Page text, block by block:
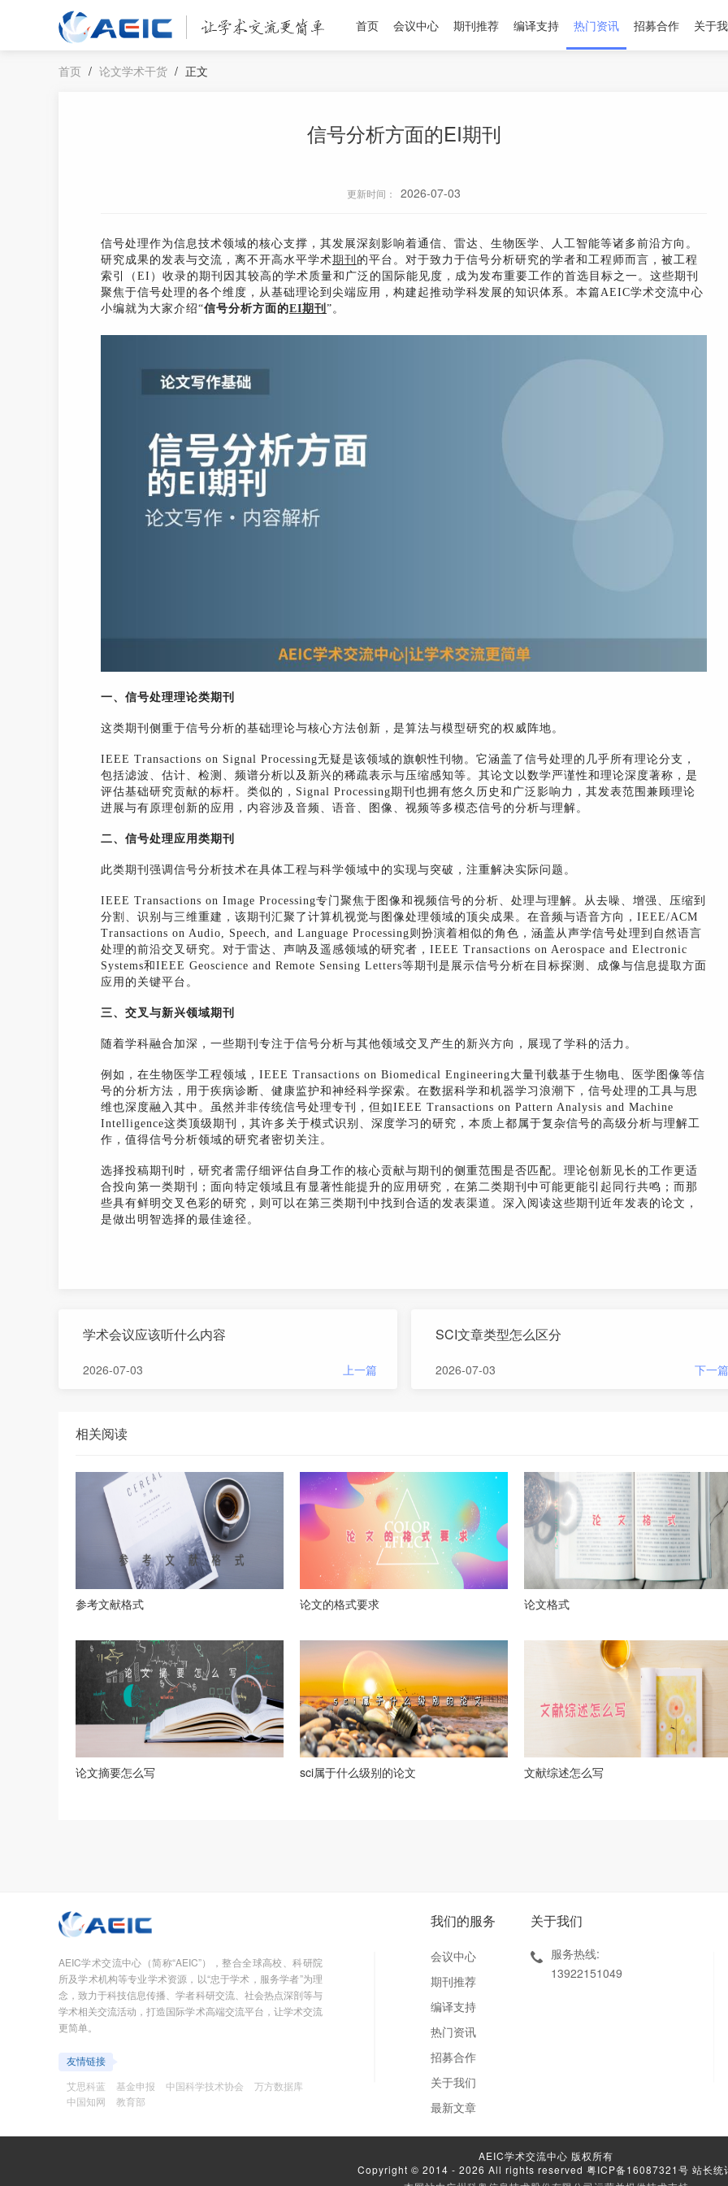
首页 会议中心 期刊推荐 编译支持 热门资讯 招募合作 关于
首页 / 论文学术干货 / 正文
信号分析方面的EI期刊
更新时间： 2026-07-03
信号处理作为信息技术领域的核心支撑，其发展深刻影响着通信、雷达、生物医学、人工智能等诸多前沿方向。
研究成果的发表与交流，离不开高水平学术期刊 的平台。对于致力于信号分析研究的学者和工程师而言，被工程
索引（EI）收录的期刊因其较高的学术质量和广泛的国际能见度，成为发布重要工作的首选目标之一。这些期刊
聚焦于信号处理的各个维度，从基础理论到尖端应用，构建起推动学科发展的知识体系。本篇AEIC学术交流中心
小编就为大家介绍“信号分析方面的EI期刊 ”。
一、信号处理理论类期刊
这类期刊侧重于信号分析的基础理论与核心方法创新，是算法与模型研究的权威阵地。
IEEE Transactions on Signal Processing无疑是该领域的旗帜性刊物。它涵盖了信号处理的几乎所有理论分支，
包括滤波、估计、检测、频谱分析以及新兴的稀疏表示与压缩感知等。其论文以数学严谨性和理论深度著称，是
评估基础研究贡献的标杆。类似的，Signal Processing期刊也拥有悠久历史和广泛影响力，其发表范围兼顾理论
进展与有原理创新的应用，内容涉及音频、语音、图像、视频等多模态信号的分析与理解。
二、信号处理应用类期刊
此类期刊强调信号分析技术在具体工程与科学领域中的实现与突破，注重解决实际问题。
IEEE Transactions on Image Processing专门聚焦于图像和视频信号的分析、处理与理解。从去噪、增强、压缩到
分割、识别与三维重建，该期刊汇聚了计算机视觉与图像处理领域的顶尖成果。在音频与语音方向，IEEE/ACM
Transactions on Audio, Speech, and Language Processing则扮演着相似的角色，涵盖从声学信号处理到自然语言
处理的前沿交叉研究。对于雷达、声呐及遥感领域的研究者，IEEE Transactions on Aerospace and Electronic
Systems和IEEE Geoscience and Remote Sensing Letters等期刊是展示信号分析在目标探测、成像与信息提取方面
应用的关键平台。
三、交叉与新兴领域期刊
随着学科融合加深，一些期刊专注于信号分析与其他领域交叉产生的新兴方向，展现了学科的活力。
例如，在生物医学工程领域，IEEE Transactions on Biomedical Engineering大量刊载基于生物电、医学图像等信
号的分析方法，用于疾病诊断、健康监护和神经科学探索。在数据科学和机器学习浪潮下，信号处理的工具与思
维也深度融入其中。虽然并非传统信号处理专刊，但如IEEE Transactions on Pattern Analysis and Machine
Intelligence这类顶级期刊，其许多关于模式识别、深度学习的研究，本质上都属于复杂信号的高级分析与理解工
作，值得信号分析领域的研究者密切关注。
选择投稿期刊时，研究者需仔细评估自身工作的核心贡献与期刊的侧重范围是否匹配。理论创新见长的工作更适
合投向第一类期刊；面向特定领域且有显著性能提升的应用研究，在第二类期刊中可能更能引起同行共鸣；而那
些具有鲜明交叉色彩的研究，则可以在第三类期刊中找到合适的发表渠道。深入阅读这些期刊近年发表的论文，
是做出明智选择的最佳途径。
学术会议应该听什么内容
2026-07-03 上一篇
SCI文章类型怎么区分
2026-07-03 下一篇
相关阅读
参考文献格式 论文的格式要求 论文格式
论文摘要怎么写 sci属于什么级别的论文 文献综述怎么写
AEIC学术交流中心（简称“AEIC”），整合全球高校、科研院
所及学术机构等专业学术资源，以“忠于学术，服务学者”为理
念，致力于科技信息传播、学者科研交流、社会热点深剖等与
学术相关交流活动，打造国际学术高端交流平台，让学术交流
更简单。
友情链接
艾思科蓝
基金申报 中国科学技术协会
万方数据库
中国知网
教育部
我们的服务
会议中心
期刊推荐
编译支持
热门资讯
招募合作
关于我们
最新文章
关于我们
服务热线:
13922151049
AEIC学术交流中心 版权所有
Copyright © 2014 - 2026 All rights reserved 粤ICP备16087321号 站长统